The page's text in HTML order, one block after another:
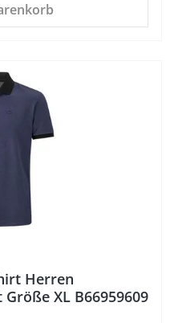
Herren
XL B66959609